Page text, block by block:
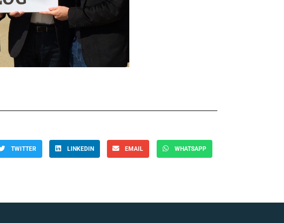
TWITTER LINKEDIN EMAIL WHATSAPP